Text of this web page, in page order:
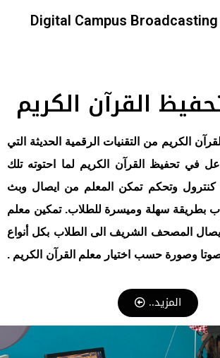
Digital Campus Broadcasting
القرآن الكريم
الكريم من التقنيات الرقمية الحديثة التي
في تحفيظ القرآن الكريم لما احتوته تلك
كنترول وتحكم تمكن المعلم من ايصال وبث
بطريقة سهلة وميسرة للطلاب. تمكين معلم
المصحف الشريف الى الطلاب بكل أنواع
صوتا وصورة حسب اختيار معلم القرآن الكريم .
المزيد..